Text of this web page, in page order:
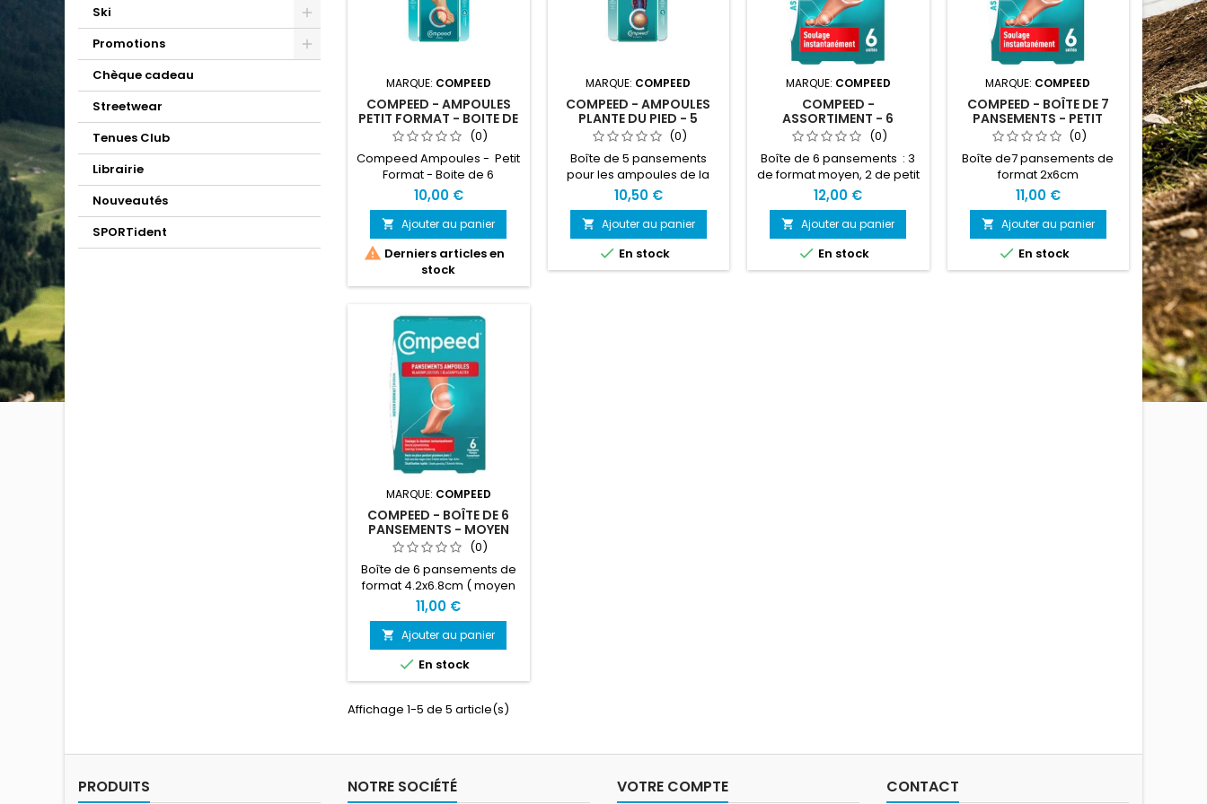
Ski
Promotions
Chèque cadeau
Streetwear
Tenues Club
Librairie
Nouveautés
SPORTident
MARQUE: COMPEED
COMPEED - AMPOULES
PETIT FORMAT - BOITE DE
6
(0)
Compeed Ampoules - Petit
Format - Boite de 6
10,00 €
 Ajouter au panier
 Derniers articles en
stock
MARQUE: COMPEED
COMPEED - AMPOULES
PLANTE DU PIED - 5
PANSEMENTS
(0)
Boîte de 5 pansements
pour les ampoules de la
plante du pied
10,50 €
 Ajouter au panier
 En stock
MARQUE: COMPEED
COMPEED -
ASSORTIMENT - 6
PANSEMENTS(0)
Boîte de 6 pansements : 3
de format moyen, 2 de petit
format et 1 pour les orteils
12,00 €
 Ajouter au panier
 En stock
MARQUE: COMPEED
COMPEED - BOÎTE DE 7
PANSEMENTS - PETIT
FORMAT (0)
Boîte de7 pansements de
format 2x6cm
11,00 €
 Ajouter au panier
 En stock
MARQUE: COMPEED
COMPEED - BOÎTE DE 6
PANSEMENTS - MOYEN
FORMAT (0)
Boîte de 6 pansements de
format 4.2x6.8cm ( moyen
format )
11,00 €
 Ajouter au panier
 En stock
Affichage 1-5 de 5 article(s)
PRODUITS NOTRE SOCIÉTÉ VOTRE COMPTE CONTACT